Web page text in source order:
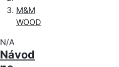
M&M
WOOD
N/A
Návod